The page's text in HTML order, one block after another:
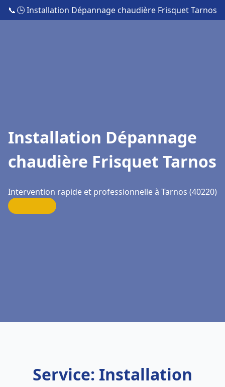
📞🕒 Installation Dépannage chaudière Frisquet Tarnos
Installation Dépannage
chaudière Frisquet Tarnos
Intervention rapide et professionnelle à Tarnos (40220)
Service: Installation